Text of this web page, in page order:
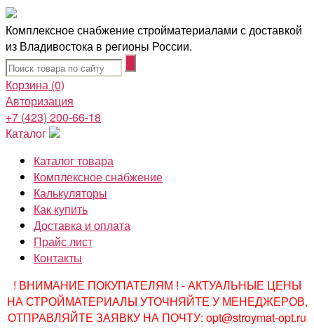
Комплексное снабжение стройматериалами с доставкой
из Владивостока в регионы России.
Корзина (0)
Авторизация
+7 (423) 200-66-18
Каталог
Каталог товара
Комплексное снабжение
Калькуляторы
Как купить
Доставка и оплата
Прайс лист
Контакты
! ВНИМАНИЕ ПОКУПАТЕЛЯМ ! - АКТУАЛЬНЫЕ ЦЕНЫ
НА СТРОЙМАТЕРИАЛЫ УТОЧНЯЙТЕ У МЕНЕДЖЕРОВ,
ОТПРАВЛЯЙТЕ ЗАЯВКУ НА ПОЧТУ: opt@stroymat-opt.ru